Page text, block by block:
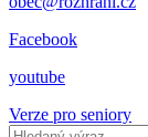
Facebook
youtube
Verze pro seniory